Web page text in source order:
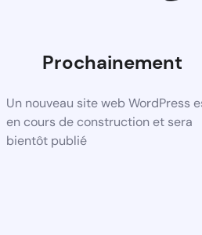
Prochainement
Un nouveau site web WordPress
en cours de construction et sera
bientôt publié